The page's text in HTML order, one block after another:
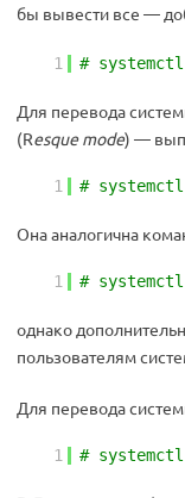
бы вывести все —
1 #
Для перевода
(Resque mode) —
1 #
Она аналогична
1 #
однако
пользователям
Для перевода
1 # systemctl